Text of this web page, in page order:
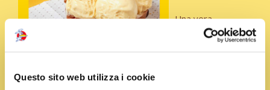
Questo sito web utilizza i cookie
Una vera
goduria…Soffice
fuori, cremosa